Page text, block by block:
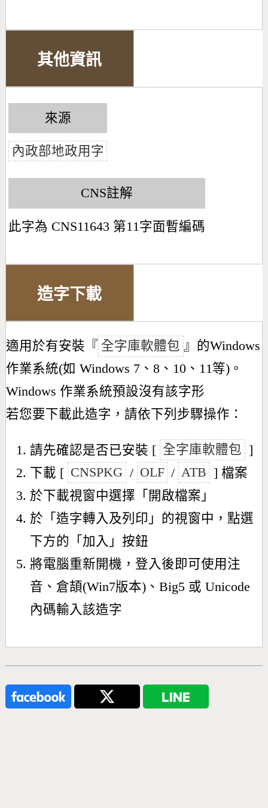
其他資訊
來源
內政部地政用字
CNS註解
此字為 CNS11643 第11字面暫編碼
造字下載
適用於有安裝『 全字庫軟體包 』的Windows
作業系統(如 Windows 7、8、10、11等)。
Windows 作業系統預設沒有該字形
若您要下載此造字，請依下列步驟操作：
請先確認是否已安裝 [ 全字庫軟體包 ]
下載 [ CNSPKG / OLF / ATB ] 檔案
於下載視窗中選擇「開啟檔案」
於「造字轉入及列印」的視窗中，點選
下方的「加入」按鈕
將電腦重新開機，登入後即可使用注
音、倉頡(Win7版本)、Big5 或 Unicode
內碼輸入該造字